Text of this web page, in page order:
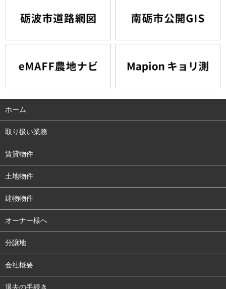
ホーム
取り扱い業務
賃貸物件
土地物件
建物物件
オーナー様へ
分譲地
会社概要
退去の手続き